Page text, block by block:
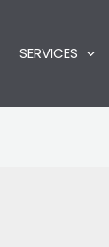
SERVICES